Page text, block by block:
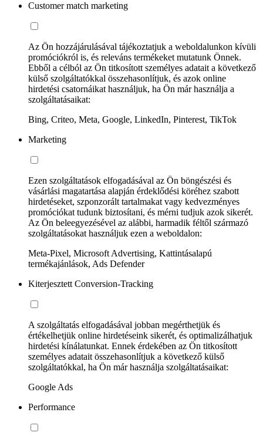
Customer match marketing
Az Ön hozzájárulásával tájékoztatjuk a weboldalunkon kívüli
promóciókról is, és releváns termékeket mutatunk Önnek.
Ebből a célból az Ön titkosított személyes adatait a következő
külső szolgáltatókkal összehasonlítjuk, és azok online
hirdetési csatornáikat használjuk, ha Ön már használja a
szolgáltatásaikat:
Bing, Criteo, Meta, Google, LinkedIn, Pinterest, TikTok
Marketing
Ezen szolgáltatások elfogadásával az Ön böngészési és
vásárlási magatartása alapján érdeklődési köréhez szabott
hirdetéseket, szponzorált tartalmakat vagy kedvezményes
promóciókat tudunk biztosítani, és mérni tudjuk azok sikerét.
Az Ön beleegyezésével az alábbi, harmadik féltől származó
szolgáltatásokat használjuk ezen a weboldalon:
Meta-Pixel, Microsoft Advertising, Kattintásalapú
termékajánlások, Ads Defender
Kiterjesztett Conversion-Tracking
A szolgáltatás elfogadásával jobban megérthetjük és
értékelhetjük online hirdetéseink sikerét, és optimalizálhatjuk
hirdetési kínálatunkat. Ennek érdekében az Ön titkosított
személyes adatait összehasonlítjuk a következő külső
szolgáltatókkal, ha Ön már használja szolgáltatásaikat:
Google Ads
Performance